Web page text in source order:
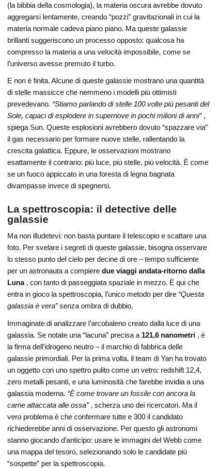
(la bibbia della cosmologia), la materia oscura avrebbe dovuto
aggregarsi lentamente, creando “pozzi” gravitazionali in cui la
materia normale cadeva piano piano. Ma queste galassie
brillanti suggeriscono un processo opposto: qualcosa ha
compresso la materia a una velocità impossibile, come se
l’universo avesse premuto il turbo.
E non è finita. Alcune di queste galassie mostrano una quantità
di stelle massicce che nemmeno i modelli più ottimisti
prevedevano. “Stiamo parlando di stelle 100 volte più pesanti del
Sole, capaci di esplodere in supernove in pochi milioni di anni”,
spiega Sun. Queste esplosioni avrebbero dovuto “spazzare via”
il gas necessario per formare nuove stelle, rallentando la
crescita galattica. Eppure, le osservazioni mostrano
esattamente il contrario: più luce, più stelle, più velocità. È come
se un fuoco appiccato in una foresta di legna bagnata
divampasse invece di spegnersi.
La spettroscopia: il detective delle
galassie
Ma non illudetevi: non basta puntare il telescopio e scattare una
foto. Per svelare i segreti di queste galassie, bisogna osservare
lo stesso punto del cielo per decine di ore – tempo sufficiente
per un astronauta a compieredue viaggi andata-ritorno dalla
Luna, con tanto di passeggiata spaziale in mezzo. È qui che
entra in gioco la spettroscopia, l’unico metodo per dire “Questa
galassia è vera”senza ombra di dubbio.
Immaginate di analizzare l’arcobaleno creato dalla luce di una
galassia. Se notate una “lacuna” precisa a 121,6 nanometri , è
la firma dell’idrogeno neutro – il marchio di fabbrica delle
galassie primordiali. Per la prima volta, il team di Yan ha trovato
un oggetto con uno spettro pulito come un vetro: redshift 12,4,
zero metalli pesanti, e una luminosità che farebbe invidia a una
galassia moderna. “È come trovare un fossile con ancora la
carne attaccata alle ossa”, scherza uno dei ricercatori. Ma il
vero problema è che confermare tutte e 300 il candidato
richiederebbe anni di osservazione. Per questo gli astronomi
stanno giocando d’anticipo: usare le immagini del Webb come
una mappa del tesoro, selezionando solo le candidate più
“sospette” per la spettroscopia.